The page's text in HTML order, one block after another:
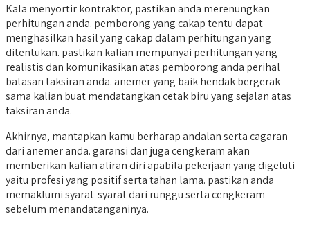
Kala menyortir kontraktor, pastikan anda merenungkan
perhitungan anda. pemborong yang cakap tentu dapat
menghasilkan hasil yang cakap dalam perhitungan yang
ditentukan. pastikan kalian mempunyai perhitungan yang
realistis dan komunikasikan atas pemborong anda perihal
batasan taksiran anda. anemer yang baik hendak bergerak
sama kalian buat mendatangkan cetak biru yang sejalan atas
taksiran anda.
Akhirnya, mantapkan kamu berharap andalan serta cagaran
dari anemer anda. garansi dan juga cengkeram akan
memberikan kalian aliran diri apabila pekerjaan yang digeluti
yaitu profesi yang positif serta tahan lama. pastikan anda
memaklumi syarat-syarat dari runggu serta cengkeram
sebelum menandatanganinya.